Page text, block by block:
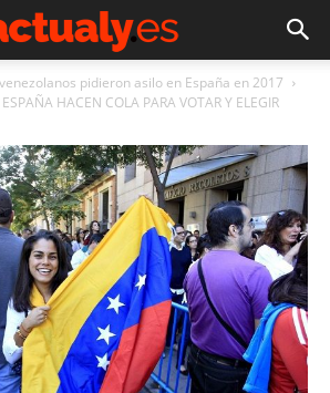
pidieron asilo en España en 2017
HACEN COLA PARA VOTAR Y ELEGIR